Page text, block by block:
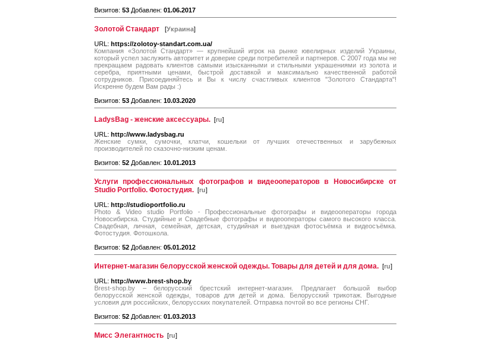
Визитов: 53 Добавлен: 01.06.2017
Золотой Стандарт [Украина]
URL: https://zolotoy-standart.com.ua/
Компания «Золотой Стандарт» — крупнейший игрок на рынке ювелирных изделий Украины,
который успел заслужить авторитет и доверие среди потребителей и партнеров. С 2007 года мы не
прекращаем радовать клиентов самыми изысканными и стильными украшениями из золота и
серебра, приятными ценами, быстрой доставкой и максимально качественной работой
сотрудников. Присоединяйтесь и Вы к числу счастливых клиентов "Золотого Стандарта"!
Искренне будем Вам рады :)
Визитов: 53 Добавлен: 10.03.2020
LadysBag - женские аксессуары. [ru]
URL: http://www.ladysbag.ru
Женские сумки, сумочки, клатчи, кошельки от лучших отечественных и зарубежных
производителей по сказочно-низким ценам.
Визитов: 52 Добавлен: 10.01.2013
Услуги профессиональных фотографов и видеооператоров в Новосибирске от
Studio Portfolio. Фотостудия. [ru]
URL: http://studioportfolio.ru
Photo & Video studio Portfolio - Профессиональные фотографы и видеооператоры города
Новосибирска. Студийные и Свадебные фотографы и видеооператоры самого высокого класса.
Свадебная, личная, семейная, детская, студийная и выездная фотосъёмка и видеосъёмка.
Фотостудия. Фотошкола.
Визитов: 52 Добавлен: 05.01.2012
Интернет-магазин белорусской женской одежды. Товары для детей и для дома. [ru]
URL: http://www.brest-shop.by
Brest-shop.by – белорусский брестский интернет-магазин. Предлагает большой выбор
белорусской женской одежды, товаров для детей и дома. Белорусский трикотаж. Выгодные
условия для российских, белорусских покупателей. Отправка почтой во все регионы СНГ.
Визитов: 52 Добавлен: 01.03.2013
Мисс Элегантность [ru]